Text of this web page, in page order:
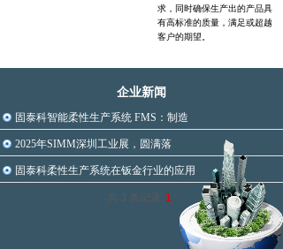
求，同时确保生产出的产品具
有高标准的质量，满足或超越
客户的期望。
企业新闻
固泰科智能柔性生产系统 FMS：制造
2025年SIMM深圳工业展，圆满落
固泰科柔性生产系统在钣金行业的应用
共 3 条记录 1